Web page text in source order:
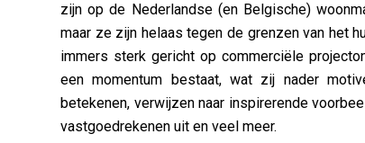
zijn op de Nederlandse (en Belgische)
maar ze zijn helaas tegen de grenzen van het
immers sterk gericht op commerciële
een momentum bestaat, wat zij nader
betekenen, verwijzen naar inspirerende
vastgoedrekenen uit en veel meer.